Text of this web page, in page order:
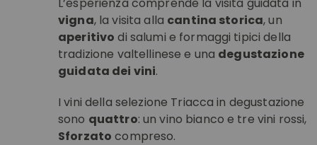
vigna, la visita alla cantina storica, un
aperitivo di salumi e formaggi tipici della
tradizione valtellinese e una degustazione
guidata dei vini.
I vini della selezione Triacca in degustazione
sono quattro: un vino bianco e tre vini rossi,
Sforzato compreso.